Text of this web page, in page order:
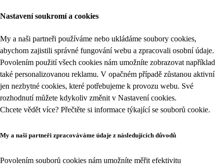
Nastavení soukromí a cookies
My a naši partneři používáme nebo ukládáme soubory cookies,
abychom zajistili správné fungování webu a zpracovali osobní údaje.
Povolením použití všech cookies nám umožníte zobrazovat například
také personalizovanou reklamu. V opačném případě zůstanou aktivní
jen nezbytné cookies, které potřebujeme k provozu webu. Své
rozhodnutí můžete kdykoliv změnit v Nastavení cookies.
Chcete vědět více? Přečtěte si informace týkající se souborů cookie.
My a naši partneři zpracováváme údaje z následujících důvodů
Povolením souborů cookies nám umožníte měřit efektivitu